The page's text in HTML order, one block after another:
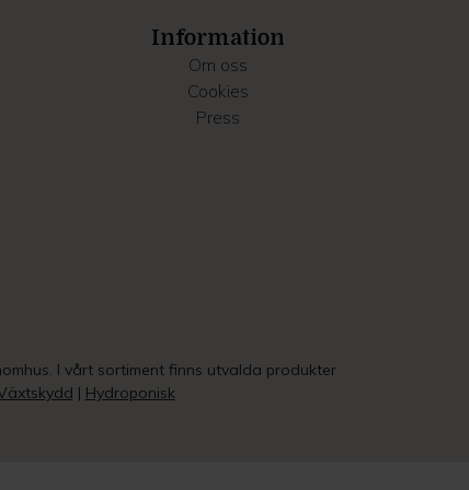
Information
Om oss
Cookies
Press
I vårt sortiment finns utvalda produkter
| Hydroponisk